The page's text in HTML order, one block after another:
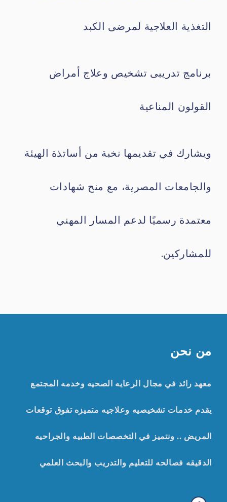
التغذية العلاجية لمرضى الكبد
برنامج تدريبى تشخيص وعلاج أمراض
القولون المناعية
ويشارك في تقديمها نخبة من أساتذة الهيئة
والجامعات المصرية، مع منح شهادات
معتمدة رسميًا لدعم المسار المهني
للمشاركين.
من نحن
معهد رائد في مجال الرعايه الصحيه وخدمه المجتمع
يقدم خدمات تشخيصيه وعلاجيه متميزه تفوق توقعات
المريض .. ونتميز في التخصصات الطبيه والجراحيه
الدقيقه فصالحه للتعليم والتدريب والبحث العلمي